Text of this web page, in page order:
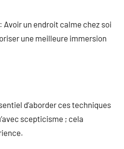
: Avoir un endroit calme chez soi
une meilleure immersion
d’aborder ces techniques
scepticisme ; cela